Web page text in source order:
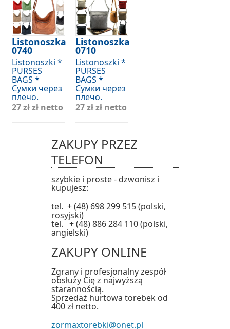
Listonoszka
0740
Listonoszki *
PURSES
BAGS *
Сумки через
плечо.
27 złzł netto
Listonoszka
0710
Listonoszki *
PURSES
BAGS *
Сумки через
плечо.
27 złzł netto
ZAKUPY PRZEZ
TELEFON
szybkie i proste - dzwonisz i
kupujesz:
tel. + (48) 698 299 515 (polski,
rosyjski)
tel. + (48) 886 284 110 (polski,
angielski)
ZAKUPY ONLINE
Zgrany i profesjonalny zespół
obsłuży Cię z najwyższą
starannością.
Sprzedaż hurtowa torebek od
400 zł netto.
zormaxtorebki@onet.pl